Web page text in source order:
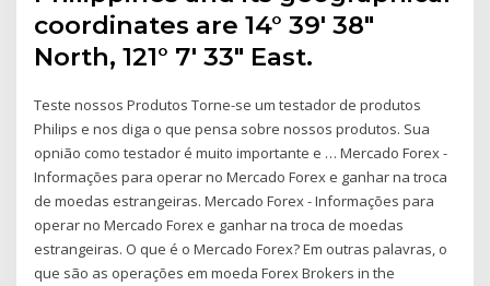
coordinates are 14° 39' 38"
North, 121° 7' 33" East.
Teste nossos Produtos Torne-se um testador de produtos
Philips e nos diga o que pensa sobre nossos produtos. Sua
opnião como testador é muito importante e … Mercado Forex -
Informações para operar no Mercado Forex e ganhar na troca
de moedas estrangeiras. Mercado Forex - Informações para
operar no Mercado Forex e ganhar na troca de moedas
estrangeiras. O que é o Mercado Forex? Em outras palavras, o
que são as operações em moeda Forex Brokers in the